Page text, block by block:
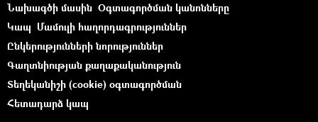
Նախագծի մասին Օգտագործման կանոնները
Կապ Մամուլի հաղորդագրություններ
Ընկերությունների նորություններ
Գաղտնիության քաղաքականություն
Տեղեկանիշի (cookie) օգտագործման
Հետադարձ կապ